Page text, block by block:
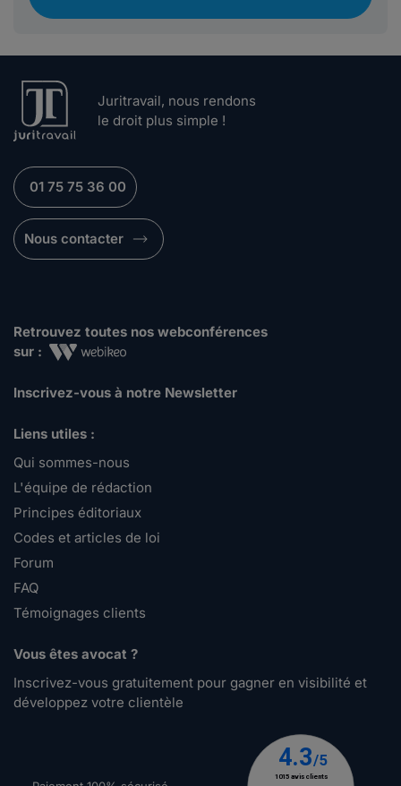
Juritravail, nous rendons
le droit plus simple !
01 75 75 36 00
Nous contacter
Retrouvez toutes nos webconférences
sur :
Inscrivez-vous à notre Newsletter
Liens utiles :
Qui sommes-nous
L'équipe de rédaction
Principes éditoriaux
Codes et articles de loi
Forum
FAQ
Témoignages clients
Vous êtes avocat ?
Inscrivez-vous gratuitement pour gagner en visibilité et
développez votre clientèle